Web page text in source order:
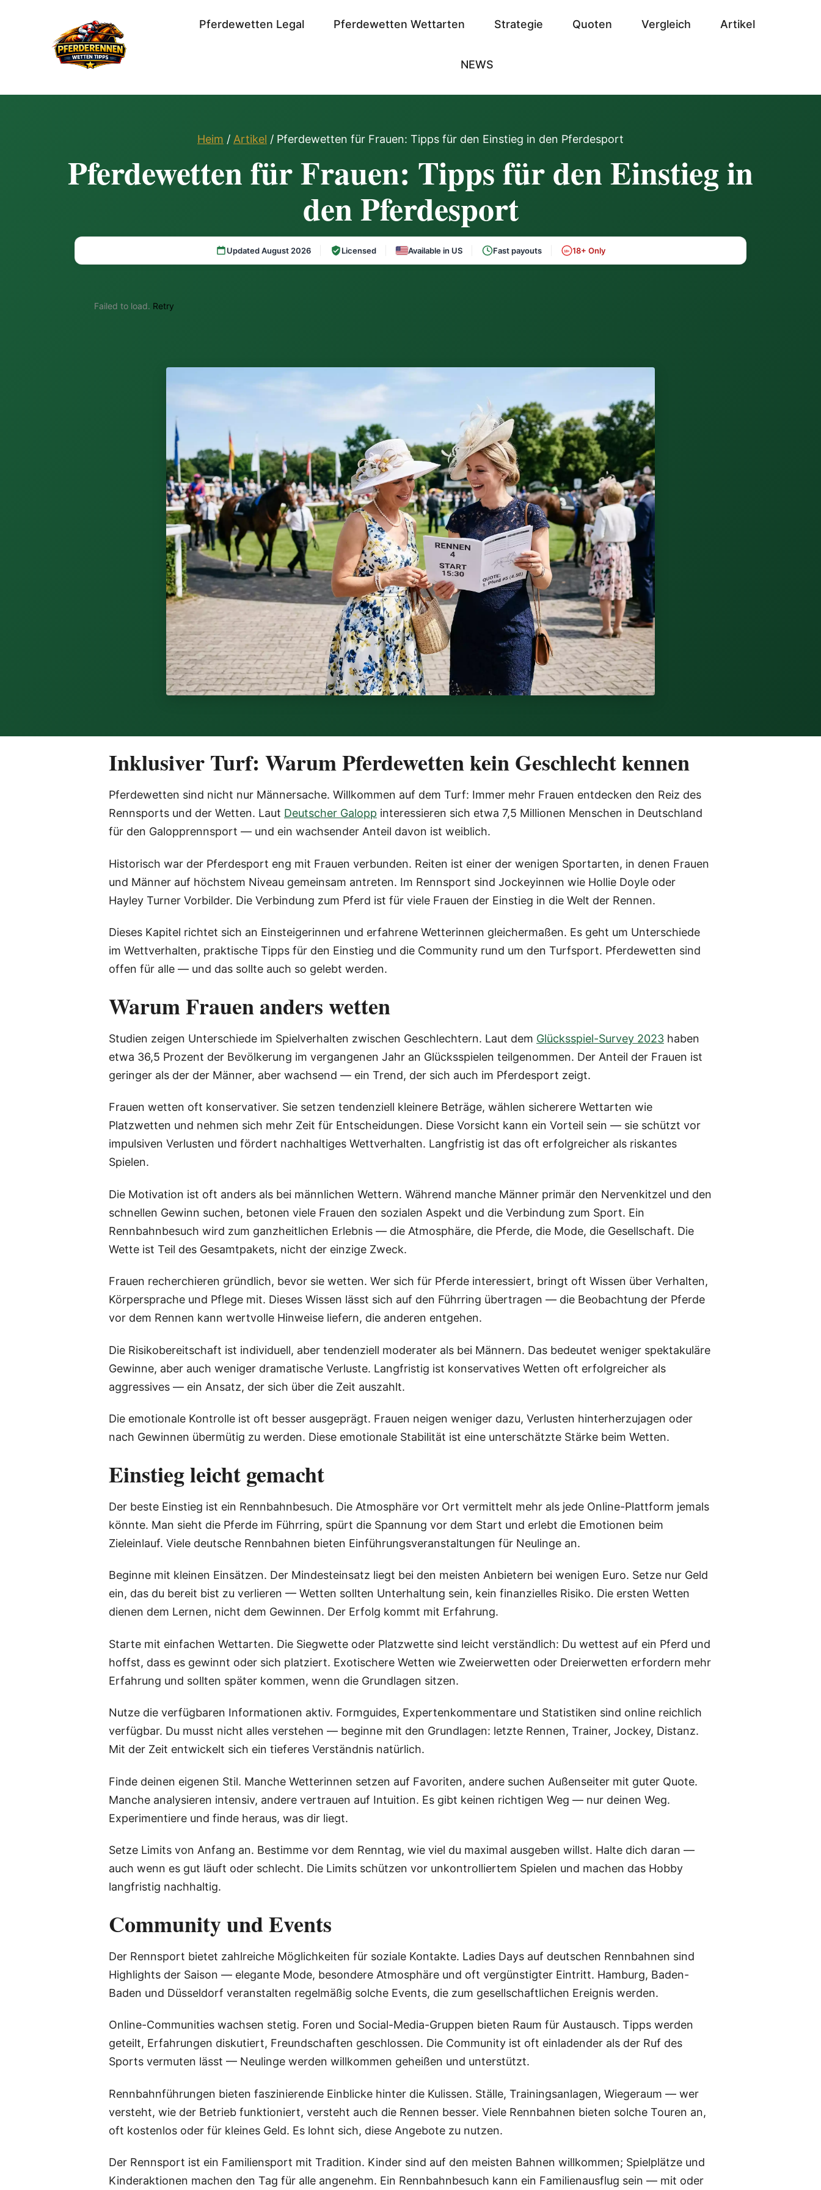
Pferdewetten Legal Pferdewetten Wettarten Strategie Quoten Vergleich Artikel
NEWS
Heim / Artikel / Pferdewetten für Frauen: Tipps für den Einstieg in den Pferdesport
Pferdewetten für Frauen: Tipps für den Einstieg in
den Pferdesport
Updated August 2026 Licensed Available in US Fast payouts 18+ 18+ Only
Failed to load. Retry
Inklusiver Turf: Warum Pferdewetten kein Geschlecht kennen
Pferdewetten sind nicht nur Männersache. Willkommen auf dem Turf: Immer mehr Frauen entdecken den Reiz des
Rennsports und der Wetten. Laut Deutscher Galopp interessieren sich etwa 7,5 Millionen Menschen in Deutschland
für den Galopprennsport — und ein wachsender Anteil davon ist weiblich.
Historisch war der Pferdesport eng mit Frauen verbunden. Reiten ist einer der wenigen Sportarten, in denen Frauen
und Männer auf höchstem Niveau gemeinsam antreten. Im Rennsport sind Jockeyinnen wie Hollie Doyle oder
Hayley Turner Vorbilder. Die Verbindung zum Pferd ist für viele Frauen der Einstieg in die Welt der Rennen.
Dieses Kapitel richtet sich an Einsteigerinnen und erfahrene Wetterinnen gleichermaßen. Es geht um Unterschiede
im Wettverhalten, praktische Tipps für den Einstieg und die Community rund um den Turfsport. Pferdewetten sind
offen für alle — und das sollte auch so gelebt werden.
Warum Frauen anders wetten
Studien zeigen Unterschiede im Spielverhalten zwischen Geschlechtern. Laut dem Glücksspiel-Survey 2023 haben
etwa 36,5 Prozent der Bevölkerung im vergangenen Jahr an Glücksspielen teilgenommen. Der Anteil der Frauen ist
geringer als der der Männer, aber wachsend — ein Trend, der sich auch im Pferdesport zeigt.
Frauen wetten oft konservativer. Sie setzen tendenziell kleinere Beträge, wählen sicherere Wettarten wie
Platzwetten und nehmen sich mehr Zeit für Entscheidungen. Diese Vorsicht kann ein Vorteil sein — sie schützt vor
impulsiven Verlusten und fördert nachhaltiges Wettverhalten. Langfristig ist das oft erfolgreicher als riskantes
Spielen.
Die Motivation ist oft anders als bei männlichen Wettern. Während manche Männer primär den Nervenkitzel und den
schnellen Gewinn suchen, betonen viele Frauen den sozialen Aspekt und die Verbindung zum Sport. Ein
Rennbahnbesuch wird zum ganzheitlichen Erlebnis — die Atmosphäre, die Pferde, die Mode, die Gesellschaft. Die
Wette ist Teil des Gesamtpakets, nicht der einzige Zweck.
Frauen recherchieren gründlich, bevor sie wetten. Wer sich für Pferde interessiert, bringt oft Wissen über Verhalten,
Körpersprache und Pflege mit. Dieses Wissen lässt sich auf den Führring übertragen — die Beobachtung der Pferde
vor dem Rennen kann wertvolle Hinweise liefern, die anderen entgehen.
Die Risikobereitschaft ist individuell, aber tendenziell moderater als bei Männern. Das bedeutet weniger spektakuläre
Gewinne, aber auch weniger dramatische Verluste. Langfristig ist konservatives Wetten oft erfolgreicher als
aggressives — ein Ansatz, der sich über die Zeit auszahlt.
Die emotionale Kontrolle ist oft besser ausgeprägt. Frauen neigen weniger dazu, Verlusten hinterherzujagen oder
nach Gewinnen übermütig zu werden. Diese emotionale Stabilität ist eine unterschätzte Stärke beim Wetten.
Einstieg leicht gemacht
Der beste Einstieg ist ein Rennbahnbesuch. Die Atmosphäre vor Ort vermittelt mehr als jede Online-Plattform jemals
könnte. Man sieht die Pferde im Führring, spürt die Spannung vor dem Start und erlebt die Emotionen beim
Zieleinlauf. Viele deutsche Rennbahnen bieten Einführungsveranstaltungen für Neulinge an.
Beginne mit kleinen Einsätzen. Der Mindesteinsatz liegt bei den meisten Anbietern bei wenigen Euro. Setze nur Geld
ein, das du bereit bist zu verlieren — Wetten sollten Unterhaltung sein, kein finanzielles Risiko. Die ersten Wetten
dienen dem Lernen, nicht dem Gewinnen. Der Erfolg kommt mit Erfahrung.
Starte mit einfachen Wettarten. Die Siegwette oder Platzwette sind leicht verständlich: Du wettest auf ein Pferd und
hoffst, dass es gewinnt oder sich platziert. Exotischere Wetten wie Zweierwetten oder Dreierwetten erfordern mehr
Erfahrung und sollten später kommen, wenn die Grundlagen sitzen.
Nutze die verfügbaren Informationen aktiv. Formguides, Expertenkommentare und Statistiken sind online reichlich
verfügbar. Du musst nicht alles verstehen — beginne mit den Grundlagen: letzte Rennen, Trainer, Jockey, Distanz.
Mit der Zeit entwickelt sich ein tieferes Verständnis natürlich.
Finde deinen eigenen Stil. Manche Wetterinnen setzen auf Favoriten, andere suchen Außenseiter mit guter Quote.
Manche analysieren intensiv, andere vertrauen auf Intuition. Es gibt keinen richtigen Weg — nur deinen Weg.
Experimentiere und finde heraus, was dir liegt.
Setze Limits von Anfang an. Bestimme vor dem Renntag, wie viel du maximal ausgeben willst. Halte dich daran —
auch wenn es gut läuft oder schlecht. Die Limits schützen vor unkontrolliertem Spielen und machen das Hobby
langfristig nachhaltig.
Community und Events
Der Rennsport bietet zahlreiche Möglichkeiten für soziale Kontakte. Ladies Days auf deutschen Rennbahnen sind
Highlights der Saison — elegante Mode, besondere Atmosphäre und oft vergünstigter Eintritt. Hamburg, Baden-
Baden und Düsseldorf veranstalten regelmäßig solche Events, die zum gesellschaftlichen Ereignis werden.
Online-Communities wachsen stetig. Foren und Social-Media-Gruppen bieten Raum für Austausch. Tipps werden
geteilt, Erfahrungen diskutiert, Freundschaften geschlossen. Die Community ist oft einladender als der Ruf des
Sports vermuten lässt — Neulinge werden willkommen geheißen und unterstützt.
Rennbahnführungen bieten faszinierende Einblicke hinter die Kulissen. Ställe, Trainingsanlagen, Wiegeraum — wer
versteht, wie der Betrieb funktioniert, versteht auch die Rennen besser. Viele Rennbahnen bieten solche Touren an,
oft kostenlos oder für kleines Geld. Es lohnt sich, diese Angebote zu nutzen.
Der Rennsport ist ein Familiensport mit Tradition. Kinder sind auf den meisten Bahnen willkommen; Spielplätze und
Kinderaktionen machen den Tag für alle angenehm. Ein Rennbahnbesuch kann ein Familienausflug sein — mit oder